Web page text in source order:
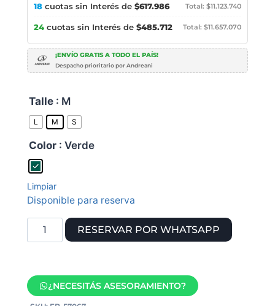
18 cuotas sin Interés de $617.986 Total: $11.123.740
24 cuotas sin Interés de $485.712 Total: $11.657.070
¡ENVÍO GRATIS A TODO EL PAÍS!
Despacho prioritario por Andreani
Talle : M
L M S
Color : Verde
Limpiar
Disponible para reserva
RESERVAR POR WHATSAPP
¿NECESITÁS ASESORAMIENTO?